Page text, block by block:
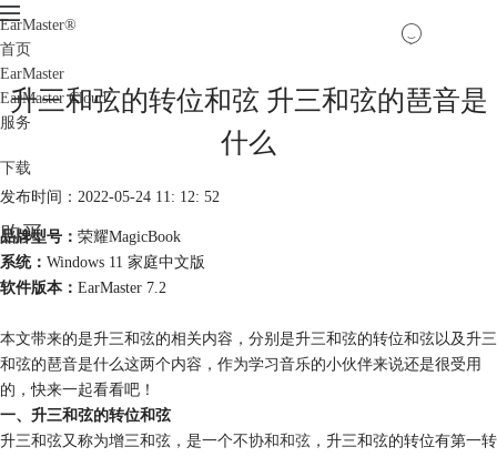
EarMaster®
首页
EarMaster
EarMaster Cloud
服务
下载
购买
升三和弦的转位和弦 升三和弦的琶音是
什么
发布时间：2022-05-24 11: 12: 52
品牌型号： 荣耀MagicBook
系统： Windows 11 家庭中文版
软件版本： EarMaster 7.2
本文带来的是升三和弦的相关内容，分别是升三和弦的转位和弦以及升三
和弦的琶音是什么这两个内容，作为学习音乐的小伙伴来说还是很受用
的，快来一起看看吧！
一、升三和弦的转位和弦
升三和弦又称为增三和弦，是一个不协和和弦 ，升三和弦的转位有第一转